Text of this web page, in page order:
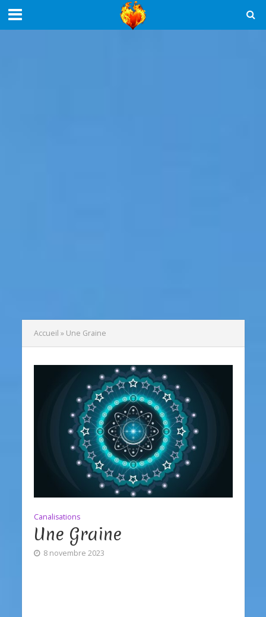
Accueil » Une Graine
Canalisations
Une Graine
8 novembre 2023